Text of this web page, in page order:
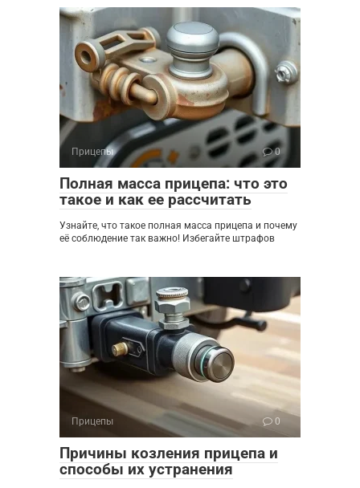
Прицепы 0
Полная масса прицепа: что это
такое и как ее рассчитать
Узнайте, что такое полная масса прицепа и почему
её соблюдение так важно! Избегайте штрафов
Прицепы 0
Причины козления прицепа и
способы их устранения